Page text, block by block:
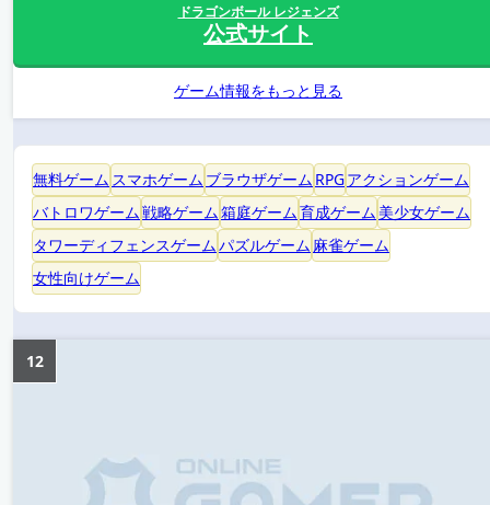
ドラゴンボール レジェンズ
公式サイト
ゲーム情報をもっと見る
無料ゲーム スマホゲーム ブラウザゲーム RPGアクションゲーム
バトロワゲーム戦略ゲーム箱庭ゲーム育成ゲーム 美少女ゲーム
タワーディフェンスゲームパズルゲーム 麻雀ゲーム
女性向けゲーム
12